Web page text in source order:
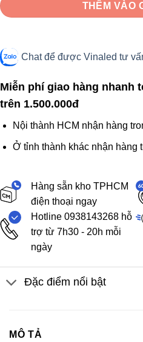
THÊM VÀO
Chat để được Vinaled tư
Miễn phí giao hàng nhanh
trên 1.500.000đ
Nội thành HCM nhận hàng
Ở tỉnh thành khác nhận hàng
Hàng sẵn kho TPHCM
điện thoại ngay
Hotline 0938143268 hỗ
trợ từ 7h30 - 20h mỗi
ngày
Đặc điểm nổi bật
MÔ TẢ